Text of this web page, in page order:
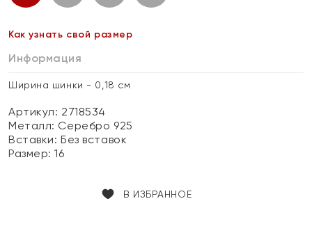
Как узнать свой размер
Информация
Ширина шинки - 0,18 см
Артикул: 2718534
Металл: Серебро 925
Вставки:Без вставок
Размер:16
В ИЗБРАННОЕ